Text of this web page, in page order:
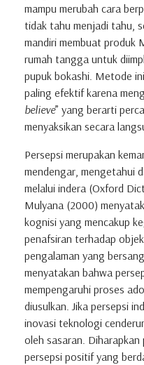
mampu merubah cara
tidak tahu menjadi tahu,
mandiri membuat produk
rumah tangga untuk
pupuk bokashi. Metode
paling efektif karena
believe” yang berarti
menyaksikan secara
Persepsi merupakan
mendengar, mengetahui
melalui indera (Oxford
Mulyana (2000)
kognisi yang mencakup
penafsiran terhadap
pengalaman yang
menyatakan bahwa
mempengaruhi proses
diusulkan. Jika persepsi
inovasi teknologi
oleh sasaran. Diharapkan
persepsi positif yang